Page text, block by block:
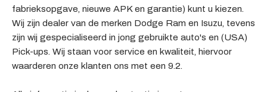
fabrieksopgave, nieuwe APK en garantie) kunt u kiezen.
Wij zijn dealer van de merken Dodge Ram en Isuzu, tevens
zijn wij gespecialiseerd in jong gebruikte auto's en (USA)
Pick-ups. Wij staan voor service en kwaliteit, hiervoor
waarderen onze klanten ons met een 9.2.